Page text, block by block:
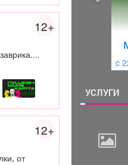
12+
12+
от
c
УСЛУГИ